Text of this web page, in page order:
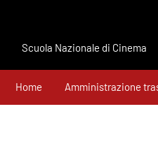
Scuola Nazionale di Cinema
Home Amministrazione